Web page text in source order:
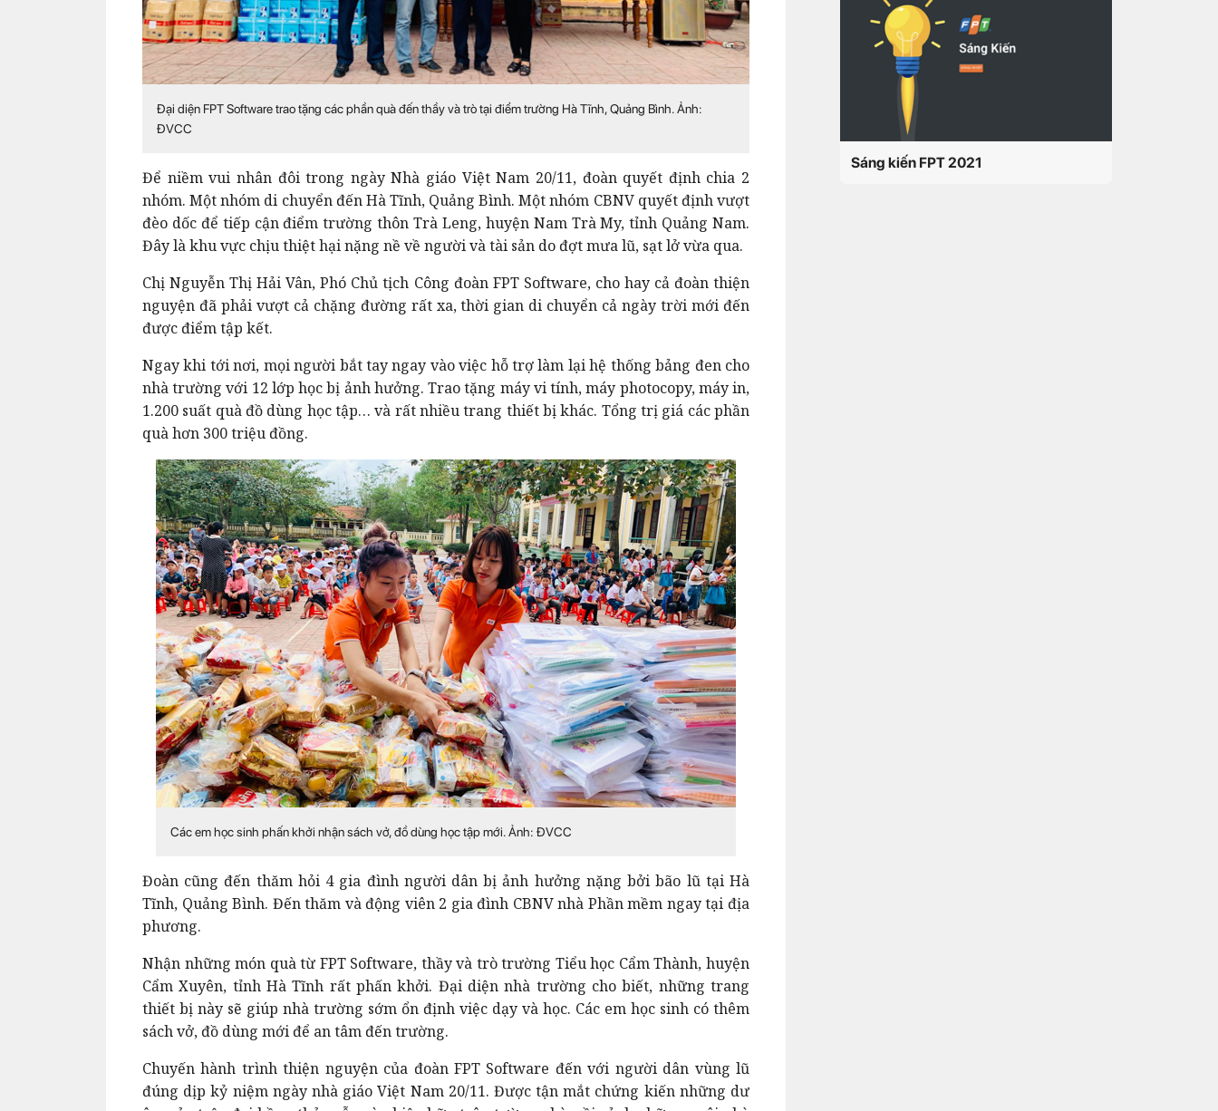
Đại diện FPT Software trao tặng các phần quà đến thầy và trò tại điểm trường Hà Tĩnh, Quảng Bình. Ảnh:
ĐVCC
Để niềm vui nhân đôi trong ngày Nhà giáo Việt Nam 20/11, đoàn quyết định chia 2
nhóm. Một nhóm di chuyển đến Hà Tĩnh, Quảng Bình. Một nhóm CBNV quyết định vượt
đèo dốc để tiếp cận điểm trường thôn Trà Leng, huyện Nam Trà My, tỉnh Quảng Nam.
Đây là khu vực chịu thiệt hại nặng nề về người và tài sản do đợt mưa lũ, sạt lở vừa qua.
Chị Nguyễn Thị Hải Vân, Phó Chủ tịch Công đoàn FPT Software, cho hay cả đoàn thiện
nguyện đã phải vượt cả chặng đường rất xa, thời gian di chuyển cả ngày trời mới đến
được điểm tập kết.
Ngay khi tới nơi, mọi người bắt tay ngay vào việc hỗ trợ làm lại hệ thống bảng đen cho
nhà trường với 12 lớp học bị ảnh hưởng. Trao tặng máy vi tính, máy photocopy, máy in,
1.200 suất quà đồ dùng học tập… và rất nhiều trang thiết bị khác. Tổng trị giá các phần
quà hơn 300 triệu đồng.
Các em học sinh phấn khởi nhận sách vở, đồ dùng học tập mới. Ảnh: ĐVCC
Đoàn cũng đến thăm hỏi 4 gia đình người dân bị ảnh hưởng nặng bởi bão lũ tại Hà
Tĩnh, Quảng Bình. Đến thăm và động viên 2 gia đình CBNV nhà Phần mềm ngay tại địa
phương.
Nhận những món quà từ FPT Software, thầy và trò trường Tiểu học Cẩm Thành, huyện
Cẩm Xuyên, tỉnh Hà Tĩnh rất phấn khởi. Đại diện nhà trường cho biết, những trang
thiết bị này sẽ giúp nhà trường sớm ổn định việc dạy và học. Các em học sinh có thêm
sách vở, đồ dùng mới để an tâm đến trường.
Chuyến hành trình thiện nguyện của đoàn FPT Software đến với người dân vùng lũ
đúng dịp kỷ niệm ngày nhà giáo Việt Nam 20/11. Được tận mắt chứng kiến những dư
Sáng kiến FPT 2021